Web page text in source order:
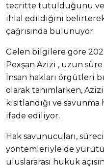
tecritte tutulduğunu ve
ihlal edildiğini
çağrısında bulunuyor.
Gelen bilgilere göre
Pexşan Azizi , uzun
İnsan hakları örgütleri
olarak tanımlarken,
kısıtlandığı ve
ifade ediliyor.
Hak savunucuları,
yöntemleriyle de
uluslararası hukuk